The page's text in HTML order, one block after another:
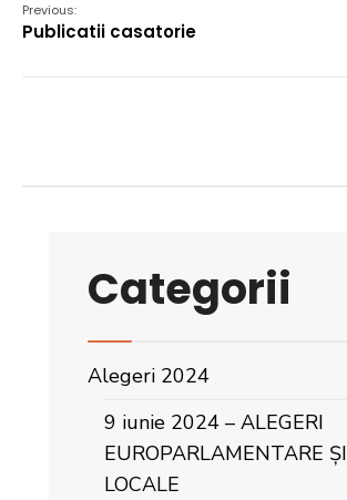
Previous:
Publicatii casatorie
Categorii
Alegeri 2024
9 iunie 2024 – ALEGERI
EUROPARLAMENTARE ȘI
LOCALE